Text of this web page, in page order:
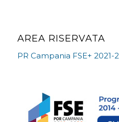
AREA RISERVATA
PR Campania FSE+ 2021-